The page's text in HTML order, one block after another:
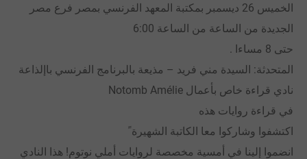
الخميس 26 ديسمبر بمكتبة المعهد الفرنسي بمصر فرع مصر
الجديدة من الساعة من الساعة 6:00
حتى 8 مساءا .
المتحدثة: السيدة مني فريد – مذيعة بالبرنامج الفرنسي باإلذاعة
نادي قراءة خاص بأعمال Notomb Amélie
في قراءة روايات هذه
اكتشفوا وشاركوا معا الكاتبة الشهيرة ً
انضموا إلينا في أمسية مخصصة لروايات أملي نوتوم! هذا النادي